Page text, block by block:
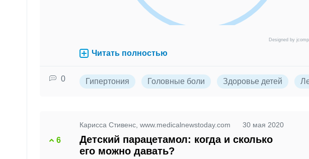
Designed by
Читать полностью
0 Гипертония Головные боли Здоровье детей
6
Карисса Стивенс, www.medicalnewstoday.com 30 мая 2020
Детский парацетамол: когда и сколько
его можно давать?